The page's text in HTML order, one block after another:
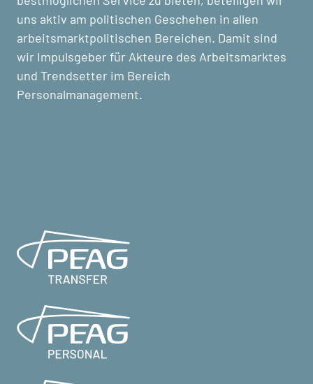
uns aktiv am politischen Geschehen in allen
arbeitsmarktpolitischen Bereichen. Damit sind
wir Impulsgeber für Akteure des Arbeitsmarktes
und Trendsetter im Bereich
Personalmanagement.